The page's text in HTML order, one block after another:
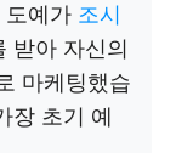
도예가 조시
받아 자신의
마케팅했습
장 초기 예